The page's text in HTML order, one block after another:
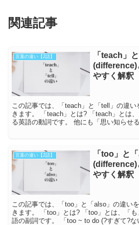
関連記事
言葉の違い【2語】
「teach」
(difference)
やすく解釈
この記事では、「teach」と「tell」の違
きます。 「teach」とは? 「teach」とは、「教える」を意味してい
る英語の動詞です。 他にも「思い知らせ
言葉の違い【2語】
「too」と
(difference)
やすく解釈
この記事では、「too」と「also」の違い
きます。 「too」とは? 「too」とは、「もまた」を意味している英
語の副詞です。 「too ~ to do (?すぎて?な